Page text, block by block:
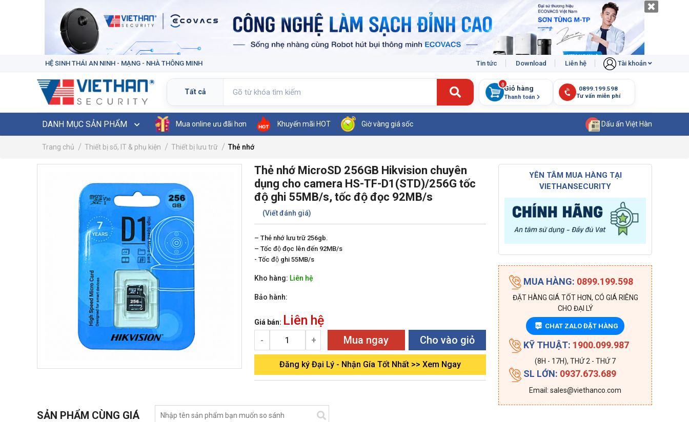
HỆ SINH THÁI AN NINH - MẠNG - NHÀ THÔNG MINH Tin tức Download Liên hệ Tài khoản
Giỏ hàng
Thanh toán
0
DANH MỤC SẢN PHẨM Mua online ưu đãi hơn Khuyến mãi HOT Giờ vàng giá sốc Dấu ấn Việt Hàn
Trang chủ Thiết bị số, IT & phụ kiện Thiết bị lưu trữ Thẻ nhớ
Thẻ nhớ MicroSD 256GB Hikvision chuyên
dụng cho camera HS-TF-D1(STD)/256G tốc
độ ghi 55MB/s, tốc độ đọc 92MB/s
(Viết đánh giá)
– Thẻ nhớ lưu trữ 256gb.
– Tốc độ đọc lên đến 92MB/s
- Tốc độ ghi 55MB/s
Kho hàng: Liên hệ
Bảo hành:
Giá bán: Liên hệ
- + Mua ngay Cho vào giỏ
Đăng ký Đại Lý - Nhận Gía Tốt Nhất >> Xem Ngay
YÊN TÂM MUA HÀNG TẠI
VIETHANSECURITY
MUA HÀNG: 0899.199.598
ĐẶT HÀNG GIÁ TỐT HƠN, CÓ GIÁ RIÊNG
CHO ĐẠI LÝ
ZALO CHAT ZALO ĐẶT HÀNG
KỸ THUẬT: 1900.099.987
(8H - 17H), THỨ 2 - THỨ 7
SL LỚN: 0937.673.689
Email: sales@viethanco.com
SẢN PHẨM CÙNG GIÁ